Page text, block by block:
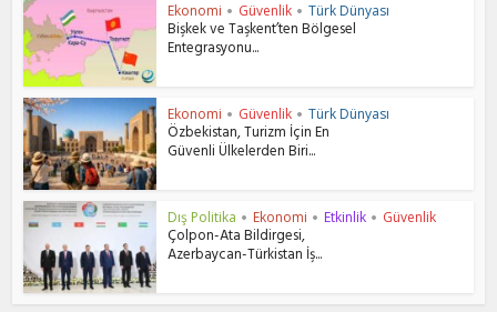
Ekonomi • Güvenlik • Türk Dünyası
Bişkek ve Taşkent’ten Bölgesel
Entegrasyonu...
Ekonomi • Güvenlik • Türk Dünyası
Özbekistan, Turizm İçin En
Güvenli Ülkelerden Biri...
Dış Politika • Ekonomi • Etkinlik • Güvenlik
Çolpon-Ata Bildirgesi,
Azerbaycan-Türkistan İş...